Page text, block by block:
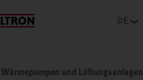
Wärmepumpen und Lüftungsanlagen